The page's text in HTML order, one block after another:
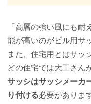
「高層の強い風にも
能が高いのがビル用サ
また、住宅用とはサッ
どの住宅では大工さん
サッシはサッシメーカ
り付ける必要がありま